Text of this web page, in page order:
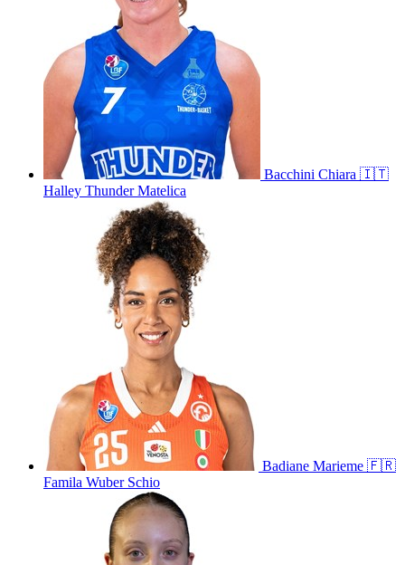
Bacchini Chiara 🇮🇹
Halley Thunder Matelica
Badiane Marieme 🇫🇷
Famila Wuber Schio